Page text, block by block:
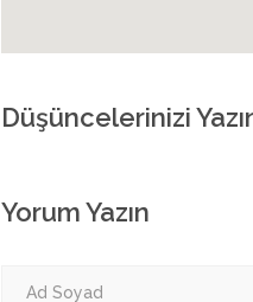
Düşüncelerinizi
Yorum Yazın